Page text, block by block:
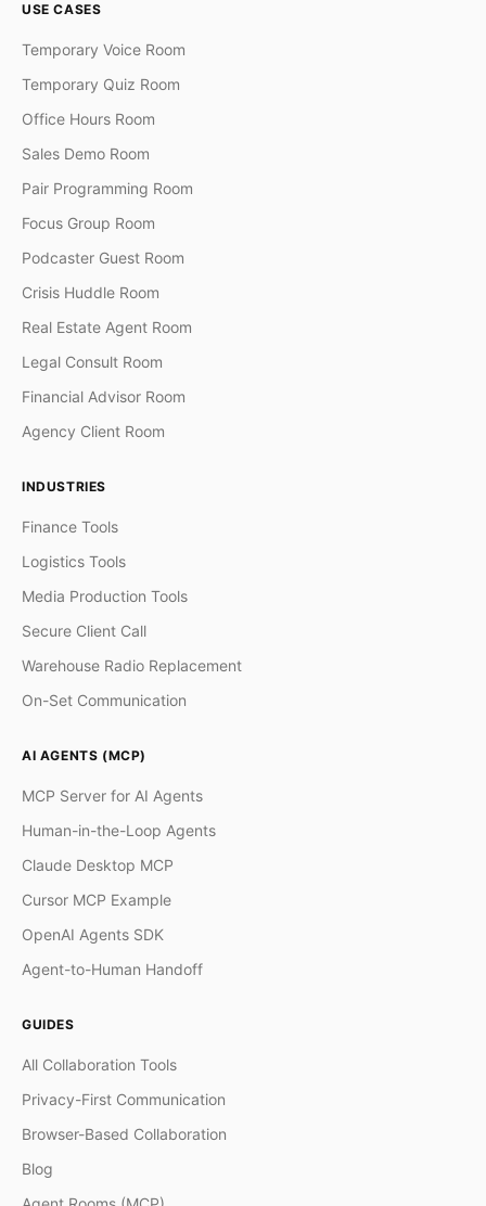
USE CASES
Temporary Voice Room
Temporary Quiz Room
Office Hours Room
Sales Demo Room
Pair Programming Room
Focus Group Room
Podcaster Guest Room
Crisis Huddle Room
Real Estate Agent Room
Legal Consult Room
Financial Advisor Room
Agency Client Room
INDUSTRIES
Finance Tools
Logistics Tools
Media Production Tools
Secure Client Call
Warehouse Radio Replacement
On-Set Communication
AI AGENTS (MCP)
MCP Server for AI Agents
Human-in-the-Loop Agents
Claude Desktop MCP
Cursor MCP Example
OpenAI Agents SDK
Agent-to-Human Handoff
GUIDES
All Collaboration Tools
Privacy-First Communication
Browser-Based Collaboration
Blog